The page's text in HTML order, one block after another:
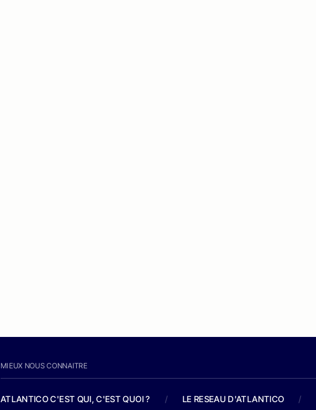
MIEUX NOUS CONNAITRE
ATLANTICO C'EST QUI, C'EST QUOI ? / LE RESEAU D'ATLANTICO /